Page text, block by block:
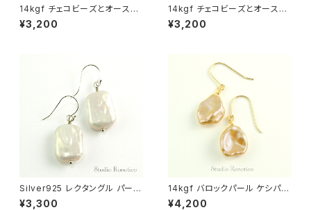
14kgf チェコビーズとオースト
リア製クリスタルパールのピアス
ベージュゴールド
¥3,200
14kgf チェコビーズとオースト
リア製クリスタルパールのピアス
ターコイズメロン
¥3,200
Silver925 レクタングル パール
バロックパール 淡水真珠 ピアス
¥3,300
14kgf バロックパール ケシパー
ル 花びら 淡水真珠 ピアス
¥4,200